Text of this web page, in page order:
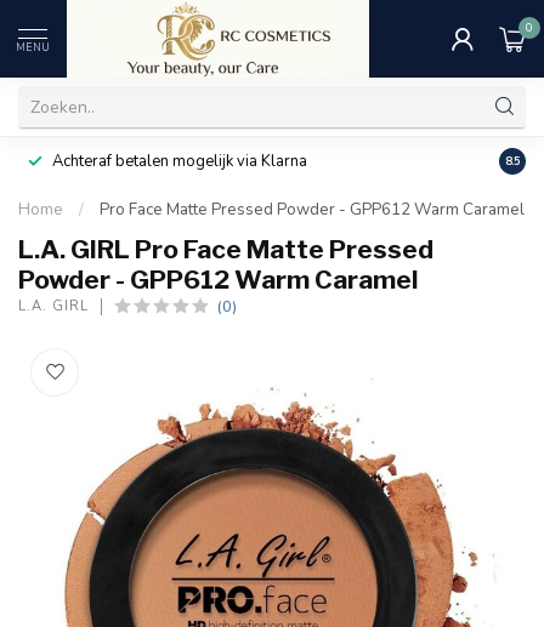
MENU
0
Achteraf betalen mogelijk via Klarna 8.5
Home / Pro Face Matte Pressed Powder - GPP612 Warm Caramel
L.A. GIRL Pro Face Matte Pressed
Powder - GPP612 Warm Caramel
L.A. GIRL (0)